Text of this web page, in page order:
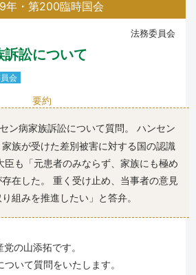
年・第200臨時国会
法務委員会
訟について
会
要約
ン病家族訴訟について質問。 ハンセン
族が受けた差別被害に対する国の認識
臣も「元患者のみならず、家族にも極め
在した。 重く受け止め、当事者の意見
組みを推進したい」と答弁。
の山添拓です。
いて質問をいたします。